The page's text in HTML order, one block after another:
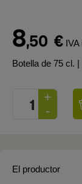
8,50 € IVA
Botella de 75 cl. |
El productor